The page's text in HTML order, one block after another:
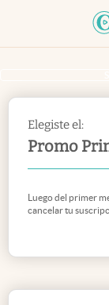
Elegiste el:
Promo
Luego del primer
cancelar tu